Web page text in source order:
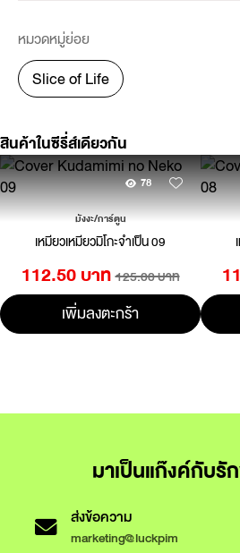
หมวดหมู่ย่อย
Slice of Life
สินค้าในซีรี่ส์เดียวกัน
78
มังงะ/การ์ตูน
เหมียวเหมียวมิโกะจำเป็น 09
112.50 บาท 125.00 บาท
เพิ่มลงตะกร้า
มาเป็นแก๊งค์กับ
ส่งข้อความ
marketing@luckpim